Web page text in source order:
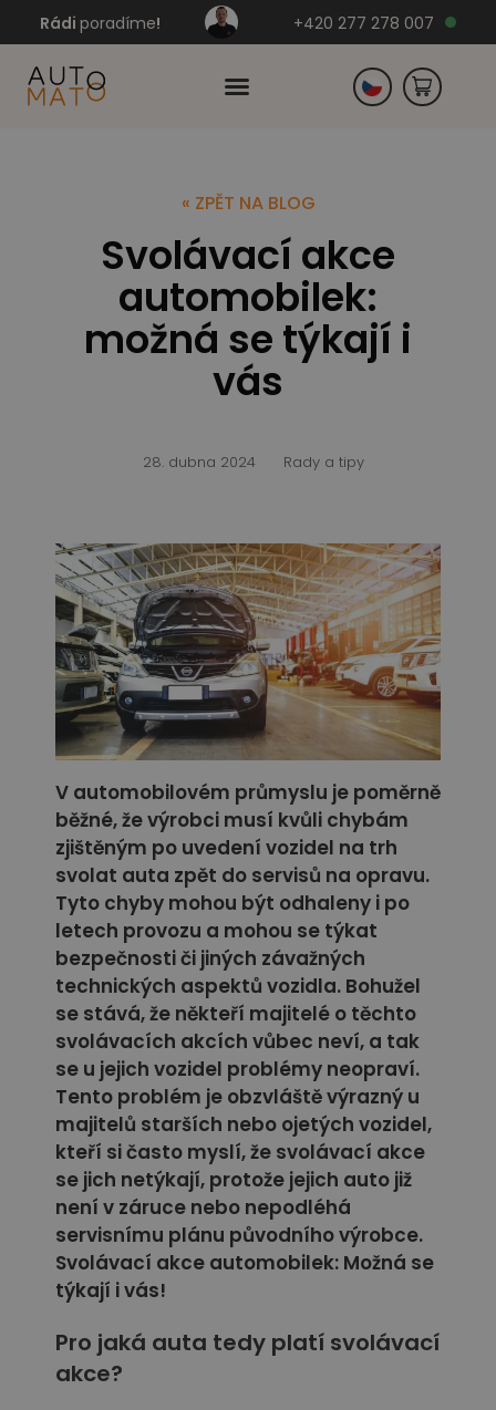
Rádi poradíme! +420 277 278 007
« ZPĚT NA BLOG
Svolávací akce
automobilek:
možná se týkají i
vás
28. dubna 2024 Rady a tipy
V automobilovém průmyslu je poměrně
běžné, že výrobci musí kvůli chybám
zjištěným po uvedení vozidel na trh
svolat auta zpět do servisů na opravu.
Tyto chyby mohou být odhaleny i po
letech provozu a mohou se týkat
bezpečnosti či jiných závažných
technických aspektů vozidla. Bohužel
se stává, že někteří majitelé o těchto
svolávacích akcích vůbec neví, a tak
se u jejich vozidel problémy neopraví.
Tento problém je obzvláště výrazný u
majitelů starších nebo ojetých vozidel,
kteří si často myslí, že svolávací akce
se jich netýkají, protože jejich auto již
není v záruce nebo nepodléhá
servisnímu plánu původního výrobce.
Svolávací akce automobilek: Možná se
týkají i vás!
Pro jaká auta tedy platí svolávací
akce?